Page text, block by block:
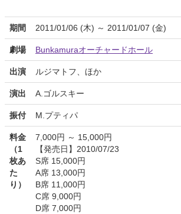
期間 2011/01/06 (木) ～ 2011/01/07 (金)
劇場 Bunkamuraオーチャードホール
出演 ルジマトフ、ほか
演出 A.ゴルスキー
振付 M.プティパ
料金
（1
枚あ
た
り）
7,000円 ～ 15,000円
【発売日】2010/07/23
S席 15,000円
A席 13,000円
B席 11,000円
C席 9,000円
D席 7,000円